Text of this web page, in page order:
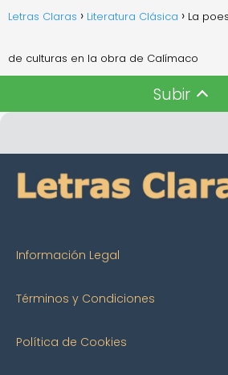
Letras Claras Literatura Clásica La
de culturas en la obra de Calímaco
Subir
Información Legal
Términos y Condiciones
Política de Cookies